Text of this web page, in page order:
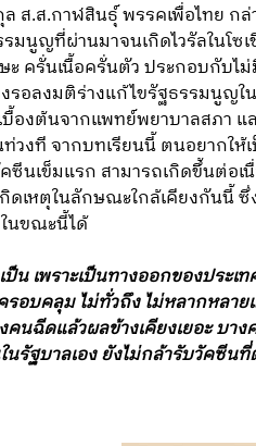
ส.ส.กาฬสินธุ์ พรรคเพื่อไทย ก
มนูญที่ผ่านมาจนเกิดไวรัลในโซ
ครั่นเนื้อครั่นตัว ประกอบกับไ
งรอลงมติร่างแก้ไขรัฐธรรมนูญ
องต้นจากแพทย์พยาบาลสภา แ
วงที จากบทเรียนนี้ ตนอยากใ
ซีนเข็มแรก สามารถเกิดขึ้นต่อ
ดเหตุในลักษณะใกล้เคียงกันนี้
นขณะนี้ได้
ป็น เพราะเป็นทางออกของประ
รอบคลุม ไม่ทั่วถึง ไม่หลากหลา
คนฉีดแล้วผลข้างเคียงเยอะ บ
นรัฐบาลเอง ยังไม่กล้ารับวัคซี